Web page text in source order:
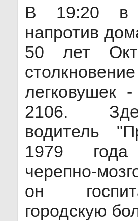
В 19:20 в
напротив
50 лет
2106.
водитель
1979
черепно-
он
городскую